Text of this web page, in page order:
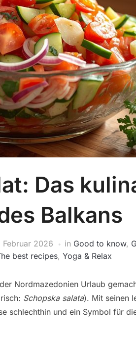
Das
Balkans
Februar 2026 in Good to know,
best recipes, Yoga & Relax
Nordmazedonien Urlaub
Schopska salata). Mit seinen
schlechthin und ein Symbol für